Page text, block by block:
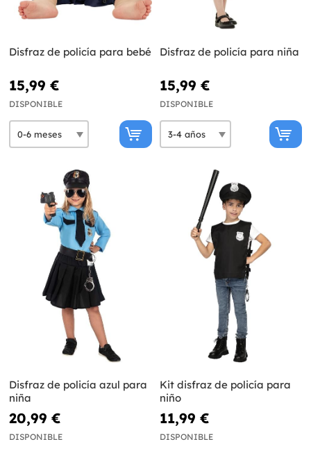
Disfraz de policía para bebé
15,99 €
DISPONIBLE
Disfraz de policía para niña
15,99 €
DISPONIBLE
Disfraz de policía azul para
niña
20,99 €
DISPONIBLE
Kit disfraz de policía para
niño
11,99 €
DISPONIBLE